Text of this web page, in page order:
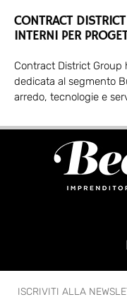
CONTRACT
INTERNI PER
Contract District
dedicata al segmento
arredo, tecnologie e